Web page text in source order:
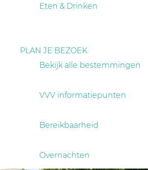
Eten & Drinken
PLAN JE BEZOEK
Bekijk alle bestemmingen
VVV informatiepunten
Bereikbaarheid
Overnachten